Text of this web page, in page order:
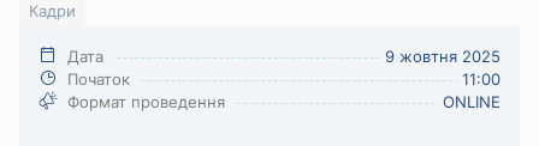
Кадри
Дата
9 жовтня 2025
Початок
11:00
Формат проведення
ONLINE